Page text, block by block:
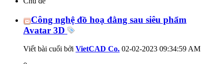
Công nghệ đồ hoạ đằng sau siêu phẩm
Avatar 3D
Viết bài cuối bởi VietCAD Co. 02-02-2023 09:34:59 AM